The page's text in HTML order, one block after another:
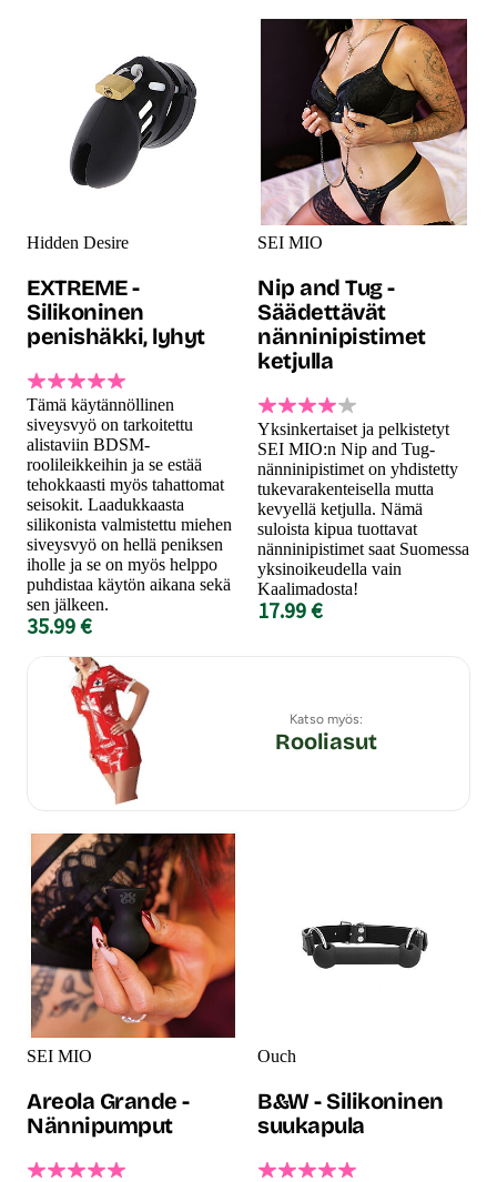
Hidden Desire
EXTREME -
Silikoninen
penishäkki, lyhyt
Tämä käytännöllinen
siveysvyö on tarkoitettu
alistaviin BDSM-
roolileikkeihin ja se estää
tehokkaasti myös tahattomat
seisokit. Laadukkaasta
silikonista valmistettu miehen
siveysvyö on hellä peniksen
iholle ja se on myös helppo
puhdistaa käytön aikana sekä
sen jälkeen.
35.99 €
SEI MIO
Nip and Tug -
Säädettävät
nänninipistimet
ketjulla
Yksinkertaiset ja pelkistetyt
SEI MIO:n Nip and Tug-
nänninipistimet on yhdistetty
tukevarakenteisella mutta
kevyellä ketjulla. Nämä
suloista kipua tuottavat
nänninipistimet saat Suomessa
yksinoikeudella vain
Kaalimadosta!
17.99 €
Katso myös:
Rooliasut
SEI MIO
Areola Grande -
Nännipumput
Ouch
B&W - Silikoninen
suukapula